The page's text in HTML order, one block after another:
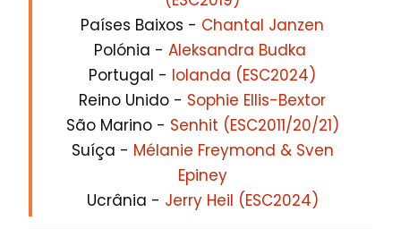
Países Baixos - Chantal Janzen
Polónia - Aleksandra Budka
Portugal - Iolanda (ESC2024)
Reino Unido - Sophie Ellis-Bextor
São Marino - Senhit (ESC2011/20/21)
Suíça - Mélanie Freymond & Sven
Epiney
Ucrânia - Jerry Heil (ESC2024)